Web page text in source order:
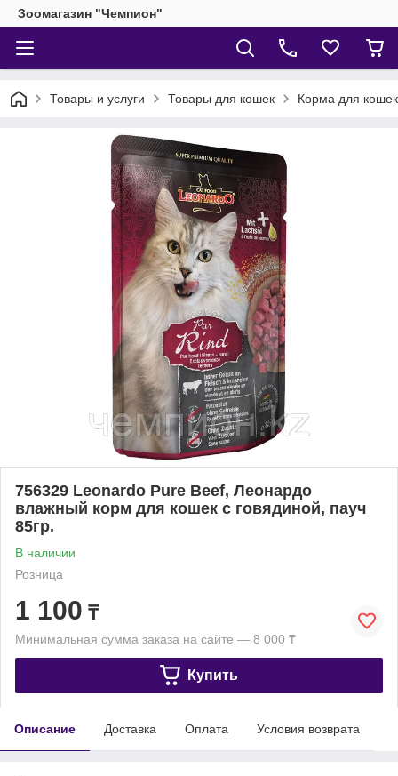
Зоомагазин "Чемпион"
Товары и услуги Товары для кошек Корма для кошек
756329 Leonardo Pure Beef, Леонардо
влажный корм для кошек с говядиной, пауч
85гр.
В наличии
Розница
1 100 ₸
Минимальная сумма заказа на сайте — 8 000 ₸
Купить
Описание Доставка Оплата Условия возврата